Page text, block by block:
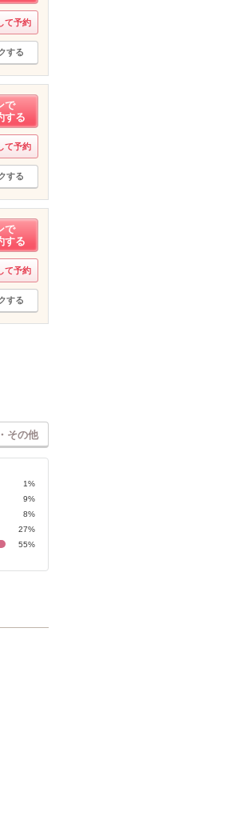
て予約
する
で
する
て予約
する
で
する
て予約
する
その他
1%
9%
8%
27%
55%